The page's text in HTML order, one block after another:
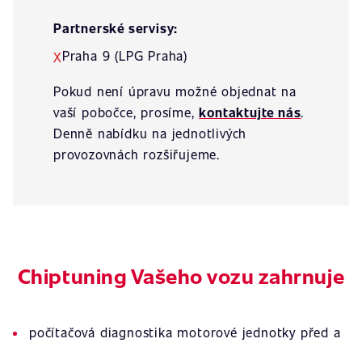
Partnerské servisy:
XPraha 9 (LPG Praha)
Pokud není úpravu možné objednat na
vaší pobočce, prosíme,kontaktujte nás.
Denně nabídku na jednotlivých
provozovnách rozšiřujeme.
Chiptuning Vašeho vozu zahrnuje
počítačová diagnostika motorové jednotky před a